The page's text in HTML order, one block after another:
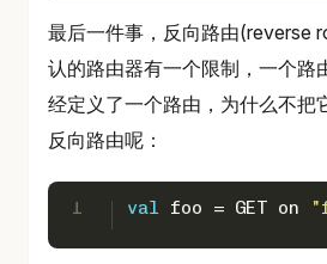
最后一件事，反向路由(reverse
认的路由器有一个限制，一个路
经定义了一个路由，为什么不把
反向路由呢：
1 val foo = GET on